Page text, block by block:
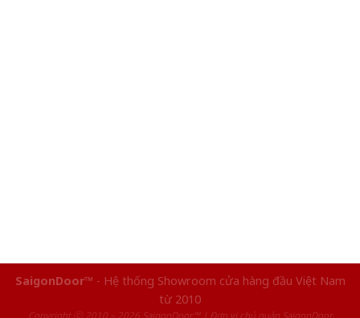
SaigonDoor™ - Hệ thống Showroom cửa hàng đầu Việt Nam
từ 2010
Copyright ⓒ 2010 – 2026 SaigonDoor™ | Đơn vị chủ quản SaigonDoor